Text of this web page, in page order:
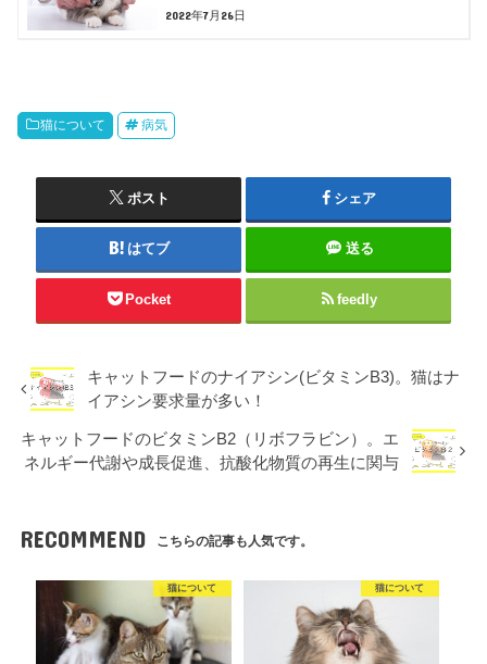
2022年7月26日
猫について 病気
ポスト シェア
はてブ 送る
Pocket feedly
キャットフードのナイアシン(ビタミンB3)。猫はナ
イアシン要求量が多い！
キャットフードのビタミンB2（リボフラビン）。エ
ネルギー代謝や成長促進、抗酸化物質の再生に関与
RECOMMEND こちらの記事も人気です。
猫について 猫について